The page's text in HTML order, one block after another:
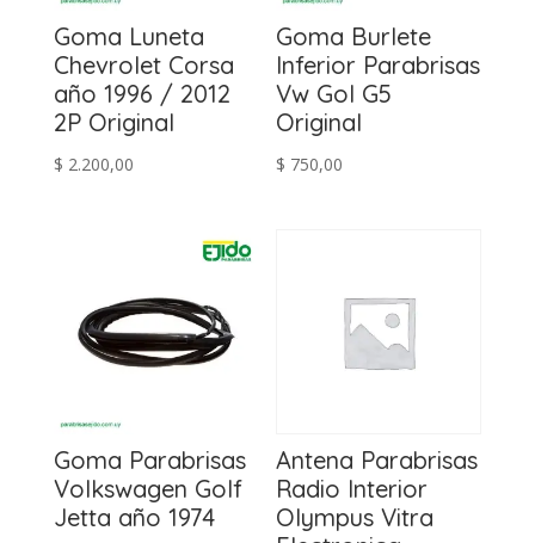
Goma Luneta
Chevrolet Corsa
año 1996 / 2012
2P Original
$ 2.200,00
Goma Burlete
Inferior Parabrisas
Vw Gol G5
Original
$ 750,00
Goma Parabrisas
Volkswagen Golf
Jetta año 1974
Antena Parabrisas
Radio Interior
Olympus Vitra